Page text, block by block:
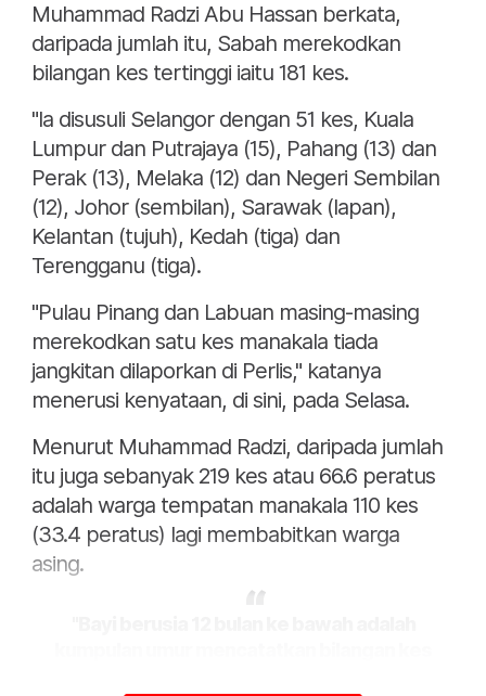
Muhammad Radzi Abu Hassan berkata,
daripada jumlah itu, Sabah merekodkan
bilangan kes tertinggi iaitu 181 kes.
"Ia disusuli Selangor dengan 51 kes, Kuala
Lumpur dan Putrajaya (15), Pahang (13) dan
Perak (13), Melaka (12) dan Negeri Sembilan
(12), Johor (sembilan), Sarawak (lapan),
Kelantan (tujuh), Kedah (tiga) dan
Terengganu (tiga).
"Pulau Pinang dan Labuan masing-masing
merekodkan satu kes manakala tiada
jangkitan dilaporkan di Perlis," katanya
menerusi kenyataan, di sini, pada Selasa.
Menurut Muhammad Radzi, daripada jumlah
itu juga sebanyak 219 kes atau 66.6 peratus
adalah warga tempatan manakala 110 kes
(33.4 peratus) lagi membabitkan warga
asing.